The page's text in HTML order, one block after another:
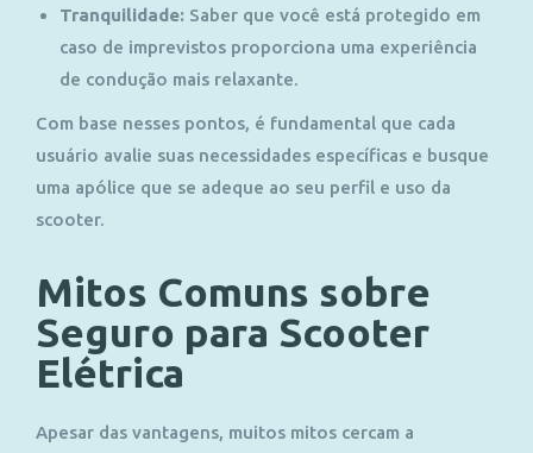
Tranquilidade: Saber que você está protegido em
caso de imprevistos proporciona uma experiência
de condução mais relaxante.
Com base nesses pontos, é fundamental que cada
usuário avalie suas necessidades específicas e busque
uma apólice que se adeque ao seu perfil e uso da
scooter.
Mitos Comuns sobre
Seguro para Scooter
Elétrica
Apesar das vantagens, muitos mitos cercam a